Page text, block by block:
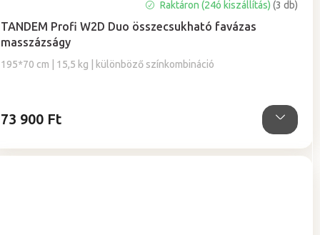
TANDEM Profi W2D Duo összecsukható favázas
masszázságy
195*70 cm | 15,5 kg | különböző színkombináció
átlagos
értékelése
5-
Raktáron (24ó kiszállítás)(3 db)
73 900 Ft